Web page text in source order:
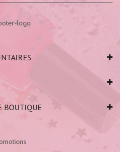
BOUTIQUE